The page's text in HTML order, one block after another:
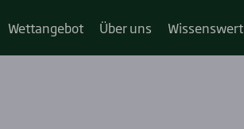
Wett­an­ge­bot Über uns Wis­sens­wert